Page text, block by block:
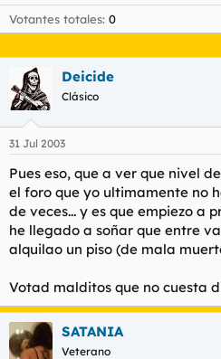
Votantes totales 0
Deicide
Clásico
31 Jul 2003
Pues eso, que a ver que nivel
el foro que yo ultimamente no
de veces... y es que empiezo a
he llegado a soñar que entre
alquilao un piso (de mala
Votad malditos que no cuesta
SATANIA
Veterano